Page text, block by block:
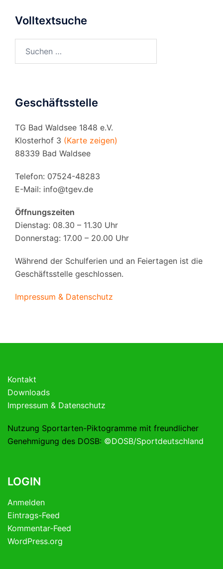
Volltextsuche
Geschäftsstelle
TG Bad Waldsee 1848 e.V.
Klosterhof 3 (Karte zeigen)
88339 Bad Waldsee
Telefon: 07524-48283
E-Mail: info@tgev.de
Öffnungszeiten
Dienstag: 08.30 – 11.30 Uhr
Donnerstag: 17.00 – 20.00 Uhr
Während der Schulferien und an Feiertagen ist die
Geschäftsstelle geschlossen.
Impressum & Datenschutz
Kontakt
Downloads
Impressum & Datenschutz
Nutzung Sportarten-Piktogramme mit freundlicher
Genehmigung des DOSB: ©DOSB/Sportdeutschland
LOGIN
Anmelden
Eintrags-Feed
Kommentar-Feed
WordPress.org